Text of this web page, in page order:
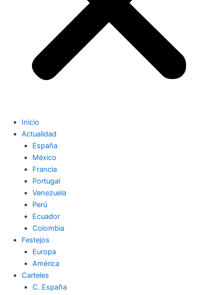
Inicio
Actualidad
España
México
Francia
Portugal
Venezuela
Perú
Ecuador
Colombia
Festejos
Europa
América
Carteles
C. España